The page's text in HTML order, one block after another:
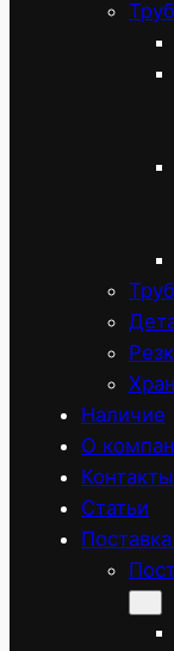
Наличие
О
Контакты
Статьи